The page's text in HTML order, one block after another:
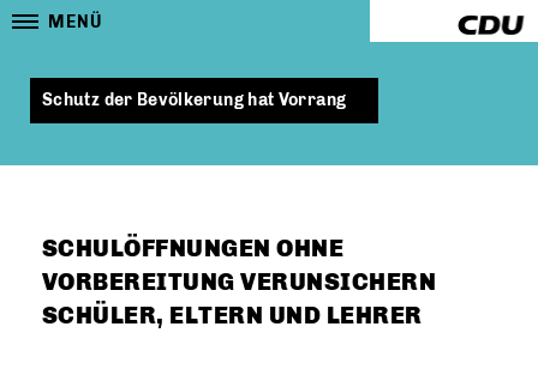
MENÜ
Schutz der Bevölkerung hat Vorrang
SCHULÖFFNUNGEN OHNE
VORBEREITUNG VERUNSICHERN
SCHÜLER, ELTERN UND LEHRER